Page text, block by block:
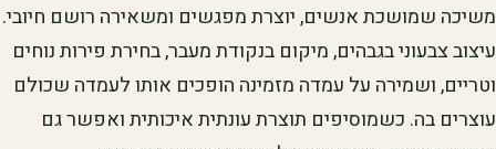
משיכה שמושכת אנשים, יוצרת מפגשים ומשאירה רושם חיובי.
עיצוב צבעוני בגבהים, מיקום בנקודת מעבר, בחירת פירות נוחים
וטריים, ושמירה על עמדה מזמינה הופכים אותו לעמדה שכולם
עוצרים בה. כשמוסיפים תוצרת עונתית איכותית ואפשר גם